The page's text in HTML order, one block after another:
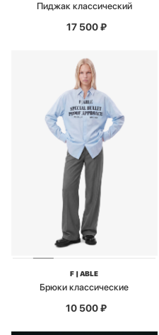
Пиджак классический
17 500₽
F | ABLE
Брюки классические
10 500₽